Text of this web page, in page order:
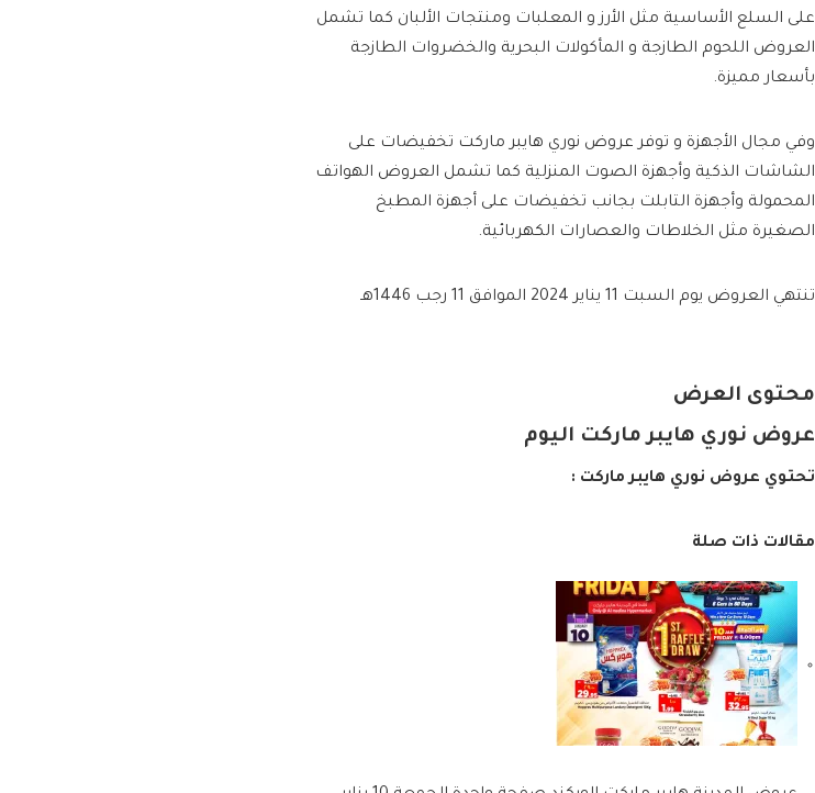
على السلع الأساسية مثل الأرز و المعلبات ومنتجات الألبان كما تشمل
العروض اللحوم الطازجة و المأكولات البحرية والخضروات الطازجة
بأسعار مميزة.
وفي مجال الأجهزة و توفر عروض نوري هايبر ماركت تخفيضات على
الشاشات الذكية وأجهزة الصوت المنزلية كما تشمل العروض الهواتف
المحمولة وأجهزة التابلت بجانب تخفيضات على أجهزة المطبخ
الصغيرة مثل الخلاطات والعصارات الكهربائية.
تنتهي العروض يوم السبت 11 يناير 2024 الموافق 11 رجب 1446هـ
محتوى العرض
عروض نوري هايبر ماركت اليوم
تحتوي عروض نوري هايبر ماركت :
مقالات ذات صلة